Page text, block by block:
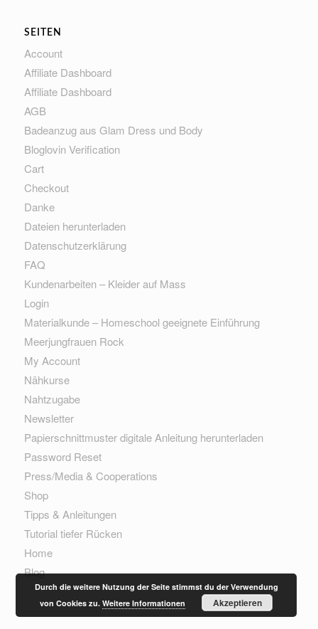
SEITEN
Account
Affiliate Dashboard
Affiliate Dashboard
AGB
Badeanzug aus Glam Dress und Body
Bloglovin Verification
Cart
Checkout
Danke
Dateien herunterladen
Datenschutzerklärung
FAQ
Kundenarbeiten – Kleider auf Mass
Login
Materialkunde – Homeschool geeignete Einführung
Meerjungfrauen Rock
My Account
Nähkurse
Nahtzugabe
Newsletter
Papierschnittmuster digitale Anleitung herunterladen
Password Reset
Press/Media & Cooperations
Shop
Tipps & Anleitungen
Tutorial tiefer Rücken
Home
Blog
Durch die weitere Nutzung der Seite stimmst du der Verwendung
von Cookies zu.Weitere Informationen Akzeptieren